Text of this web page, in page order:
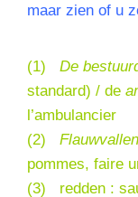
maar zien of u
(1) De
standard) / de
l’ambulancier
(2)
pommes, faire
(3) redden :